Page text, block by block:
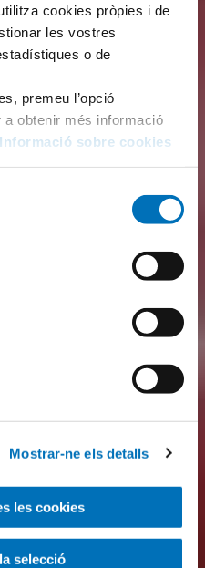
cookies pròpies i de
les vostres
o de
premeu l’opció
a obtenir més informació
Informació sobre cookies
Mostrar-ne els detalls
les cookies
selecció